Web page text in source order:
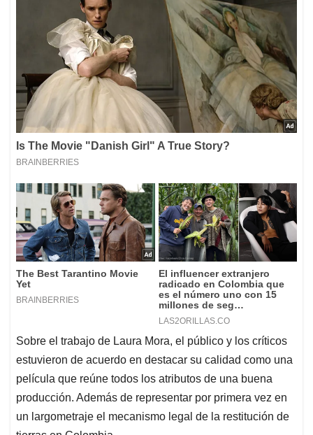
Sobre el trabajo de Laura Mora, el público y los críticos
estuvieron de acuerdo en destacar su calidad como una
película que reúne todos los atributos de una buena
producción. Además de representar por primera vez en
un largometraje el mecanismo legal de la restitución de